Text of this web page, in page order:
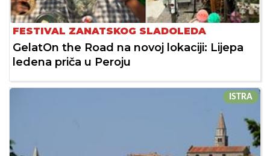
FESTIVAL ZANATSKOG SLADOLEDA
GelatOn the Road na novoj lokaciji: Lijepa
ledena priča u Peroju
ISTRA